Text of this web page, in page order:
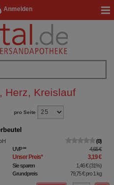
Anmelden
Herz, Kreislauf
pro Seite
0
UVP** 4,65 €
Unser Preis* 3,19 €
Sie sparen 1,46 €(31%)
Grundpreis
79,75 €pro 1 kg